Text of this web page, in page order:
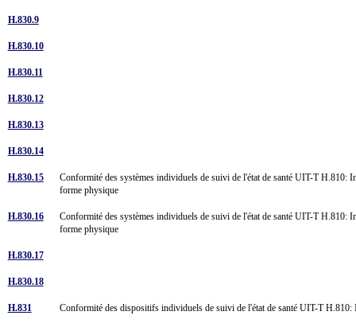
H.830.9
H.830.10
H.830.11
H.830.12
H.830.13
H.830.14
H.830.15
Conformité des systèmes individuels de suivi de l'état de santé UIT-T H.810:
forme physique
H.830.16
Conformité des systèmes individuels de suivi de l'état de santé UIT-T H.810:
forme physique
H.830.17
H.830.18
H.831 Conformité des dispositifs individuels de suivi de l'état de santé UIT-T